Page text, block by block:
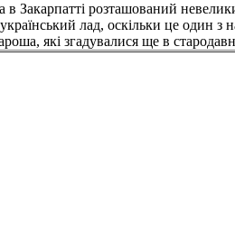
в Закарпатті розташований
лад, оскільки це один з
які згадувалися ще в